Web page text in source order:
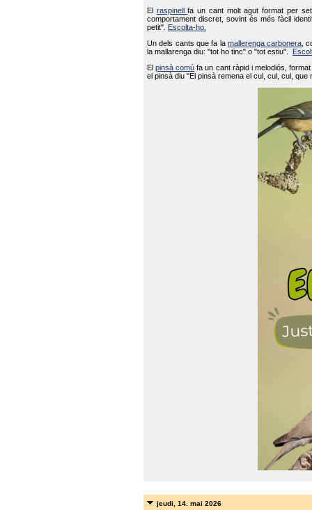
El raspinellfa un cant molt agut format per
comportament discret, sovint és més fàcil
petit".
Escolta-ho.
Un dels cants que fa la mallerenga carbonera ,
la mallarenga diu: "tot ho tinc" o "tot estiu".
Elpinsà comú fa un cant ràpid i melodiós,
el pinsà diu "El pinsà remena el cul, cul, cul,
jeudi, 14. mai 2026